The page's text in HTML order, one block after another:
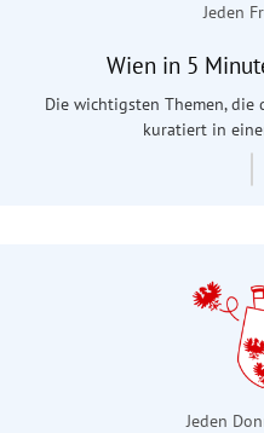
Jeden
Wien in 5
Die wichtigsten Themen,
kuratiert in
Jeden